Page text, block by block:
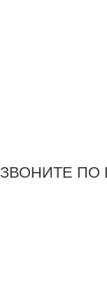
ЗВОНИТЕ ПО